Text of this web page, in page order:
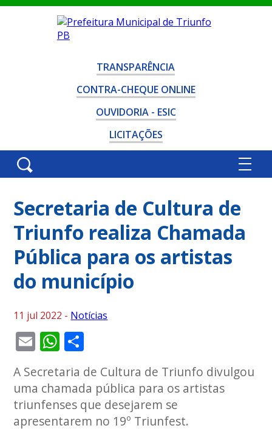
TRANSPARÊNCIA
CONTRA-CHEQUE ONLINE
OUVIDORIA - ESIC
LICITAÇÕES
Secretaria de Cultura de
Triunfo realiza Chamada
Pública para os artistas
do município
11 jul 2022 - Notícias
EmailWhatsApp
A Secretaria de Cultura de Triunfo divulgou
uma chamada pública para os artistas
triunfenses que desejarem se
apresentarem no 19º Triunfest.